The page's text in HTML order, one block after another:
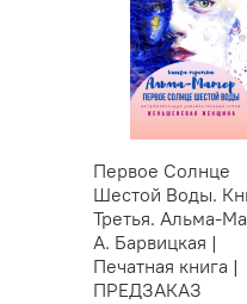
Первое Солнце
Шестой Воды.
Третья. Альма-
А. Барвицкая |
Печатная книга |
ПРЕДЗАКАЗ